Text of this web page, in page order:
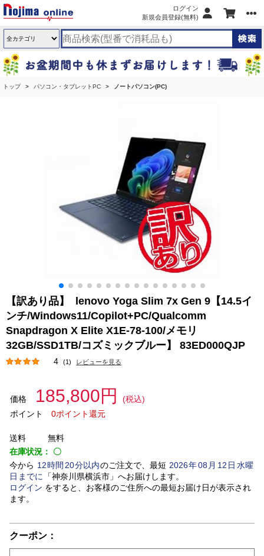
ログイン
新規会員登録(無料)
トップ パソコン・タブレットPC ノートパソコン(PC)
【訳あり品】 lenovo Yoga Slim 7x Gen 9【14.5イ
ンチ/Windows11/Copilot+PC/Qualcomm
Snapdragon X Elite X1E-78-100/メモリ
32GB/SSD1TB/コズミックブルー】 83ED000QJP
4 (1) レビューを見る
価格 185,800円
(税込)
ポイント
0ポイント還元
送料
無料
在庫状況： 〇
今から 12時間 20分以内のご注文で、最短 2026年08 月 12 日水曜
日 までに 「神奈川県横浜市」 へお届けします。
ログイン をすると、お客様のご住所への最短お届け日が表示され
ます。
クーポン：